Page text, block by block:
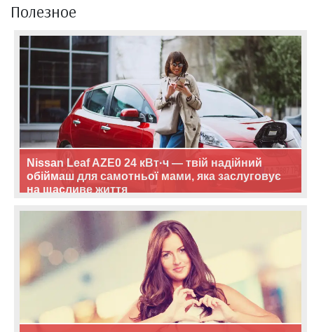
Полезное
Nissan Leaf AZE0 24 кВт·ч — твій надійний
обіймаш для самотньої мами, яка заслуговує
на щасливе життя